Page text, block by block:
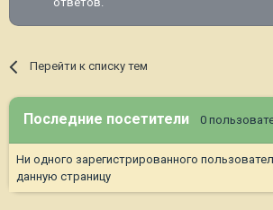
Перейти к списку тем
Последние посетители 0
Ни одного зарегистрированного
данную страницу